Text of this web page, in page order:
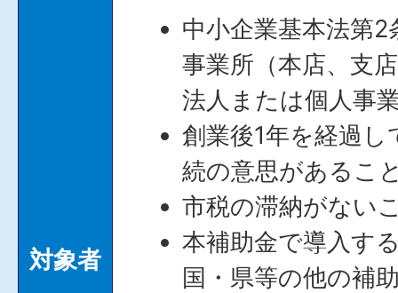
対象者
中小企業基本法第
事業所（本店、支
法人または個人事
創業後1年を経過
続の意思があるこ
市税の滞納がない
本補助金で導入す
国・県等の他の補